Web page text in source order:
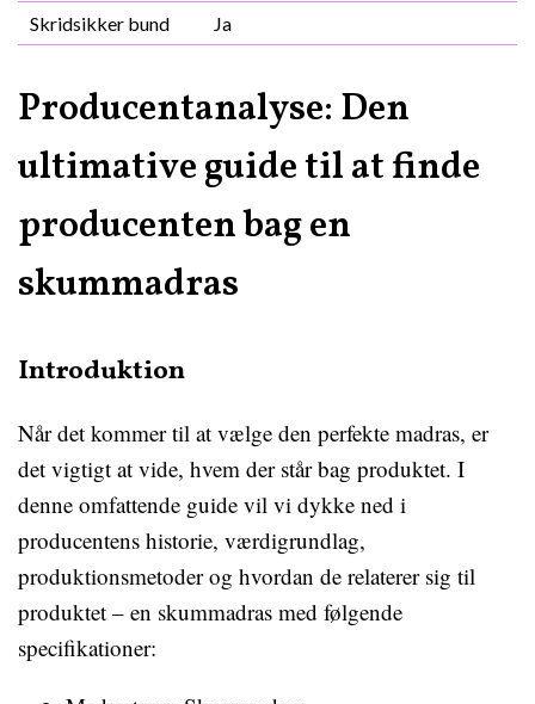
Skridsikker bund Ja
Producentanalyse: Den
ultimative guide til at finde
producenten bag en
skummadras
Introduktion
Når det kommer til at vælge den perfekte madras, er
det vigtigt at vide, hvem der står bag produktet. I
denne omfattende guide vil vi dykke ned i
producentens historie, værdigrundlag,
produktionsmetoder og hvordan de relaterer sig til
produktet – en skummadras med følgende
specifikationer: